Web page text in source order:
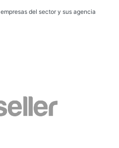
del sector y sus agencia